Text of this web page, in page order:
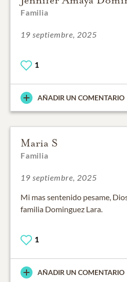
Familia
19 septiembre, 2025
1
AÑADIR UN COMENTARIO
Maria S
Familia
19 septiembre, 2025
Mi mas sentenido pesame,
familia Dominguez Lara.
1
AÑADIR UN COMENTARIO